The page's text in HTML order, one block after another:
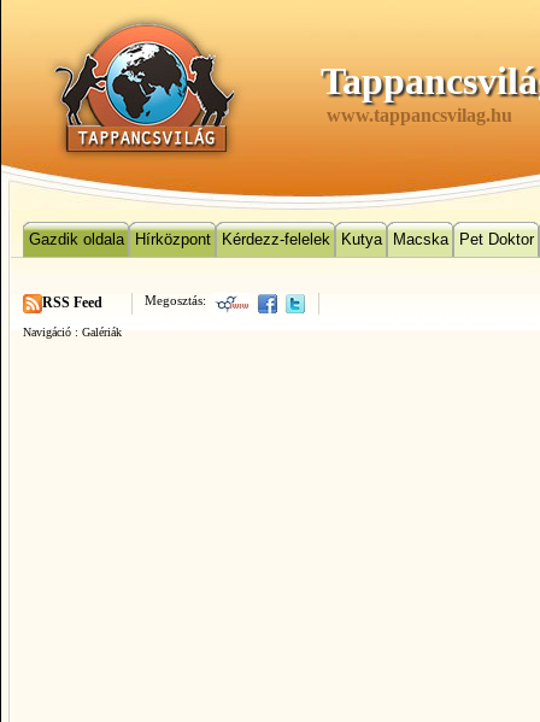
www.tappancsvilag.hu
Gazdik oldala Hírközpont Kérdezz-felelek Kutya Macska Pet Doktor
Megosztás:
RSS Feed
Navigáció : Galériák